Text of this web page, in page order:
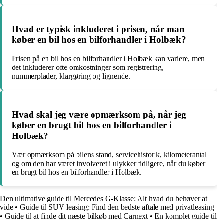
Hvad er typisk inkluderet i prisen, når man
køber en bil hos en bilforhandler i Holbæk?
Prisen på en bil hos en bilforhandler i Holbæk kan variere, men
det inkluderer ofte omkostninger som registrering,
nummerplader, klargøring og lignende.
Hvad skal jeg være opmærksom på, når jeg
køber en brugt bil hos en bilforhandler i
Holbæk?
Vær opmærksom på bilens stand, servicehistorik, kilometerantal
og om den har været involveret i ulykker tidligere, når du køber
en brugt bil hos en bilforhandler i Holbæk.
Den ultimative guide til Mercedes G-Klasse: Alt hvad du behøver at
vide • Guide til SUV leasing: Find den bedste aftale med privatleasing
• Guide til at finde dit næste bilkøb med Carnext • En komplet guide til